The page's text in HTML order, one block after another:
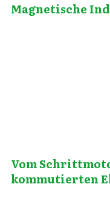
Magnetische
Vom
kommutierten